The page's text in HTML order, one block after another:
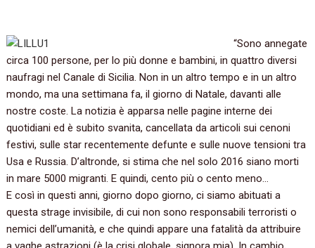
“Sono annegate
circa 100 persone, per lo più donne e bambini, in quattro diversi
naufragi nel Canale di Sicilia. Non in un altro tempo e in un altro
mondo, ma una settimana fa, il giorno di Natale, davanti alle
nostre coste. La notizia è apparsa nelle pagine interne dei
quotidiani ed è subito svanita, cancellata da articoli sui cenoni
festivi, sulle star recentemente defunte e sulle nuove tensioni tra
Usa e Russia. D’altronde, si stima che nel solo 2016 siano morti
in mare 5000 migranti. E quindi, cento più o cento meno…
E così in questi anni, giorno dopo giorno, ci siamo abituati a
questa strage invisibile, di cui non sono responsabili terroristi o
nemici dell’umanità, e che quindi appare una fatalità da attribuire